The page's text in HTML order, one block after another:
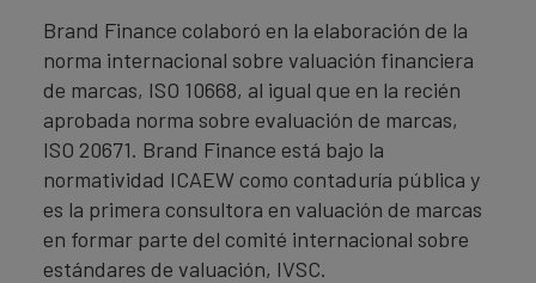
Brand Finance colaboró en la elaboración de la
norma internacional sobre valuación financiera
de marcas, ISO 10668, al igual que en la recién
aprobada norma sobre evaluación de marcas,
ISO 20671. Brand Finance está bajo la
normatividad ICAEW como contaduría pública y
es la primera consultora en valuación de marcas
en formar parte del comité internacional sobre
estándares de valuación, IVSC.